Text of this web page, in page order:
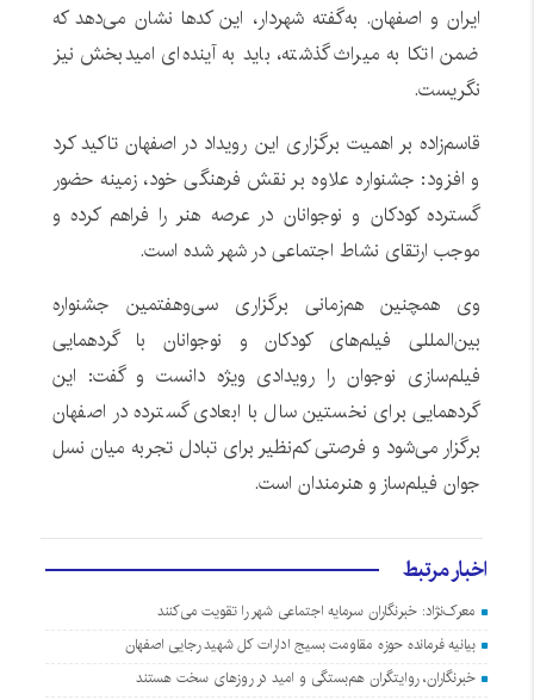
ایران و اصفهان. به‌گفته شهردار، این کدها نشان می‌دهد که
ضمن اتکا به میراث گذشته، باید به آینده‌ای امیدبخش نیز
نگریست.
قاسم‌زاده بر اهمیت برگزاری این رویداد در اصفهان تاکید کرد
و افزود: جشنواره علاوه بر نقش فرهنگی خود، زمینه حضور
گسترده کودکان و نوجوانان در عرصه هنر را فراهم کرده و
موجب ارتقای نشاط اجتماعی در شهر شده است.
وی همچنین هم‌زمانی برگزاری سی‌وهفتمین جشنواره
بین‌المللی فیلم‌های کودکان و نوجوانان با گردهمایی
فیلم‌سازی نوجوان را رویدادی ویژه دانست و گفت: این
گردهمایی برای نخستین سال با ابعادی گسترده در اصفهان
برگزار می‌شود و فرصتی کم‌نظیر برای تبادل تجربه میان نسل
جوان فیلم‌ساز و هنرمندان است.
اخبار مرتبط
معرک‌نژاد: خبرنگاران سرمایه اجتماعی شهر را تقویت می‌کنند
بیانیه فرمانده حوزه مقاومت بسیج ادارات کل شهید رجایی اصفهان
خبرنگاران، روایتگران هم‌بستگی و امید در روزهای سخت هستند